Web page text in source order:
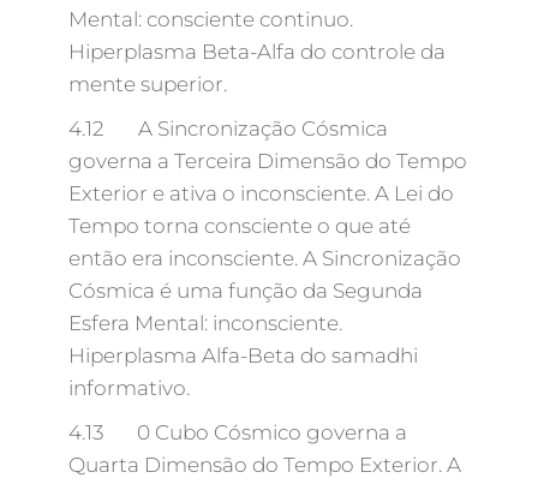
Mental: consciente continuo.
Hiperplasma Beta-Alfa do controle da
mente superior.
4.12 A Sincronização Cósmica
governa a Terceira Dimensão do Tempo
Exterior e ativa o inconsciente. A Lei do
Tempo torna consciente o que até
então era inconsciente. A Sincronização
Cósmica é uma função da Segunda
Esfera Mental: inconsciente.
Hiperplasma Alfa-Beta do samadhi
informativo.
4.13 0 Cubo Cósmico governa a
Quarta Dimensão do Tempo Exterior. A